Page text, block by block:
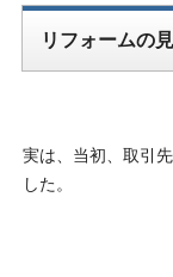
リフォームの
実は、当初、取引
した。